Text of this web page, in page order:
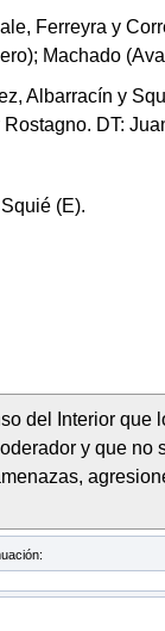
Ferreyra y
Machado
Albarracín y
DT:
(E).
del Interior que
y que no